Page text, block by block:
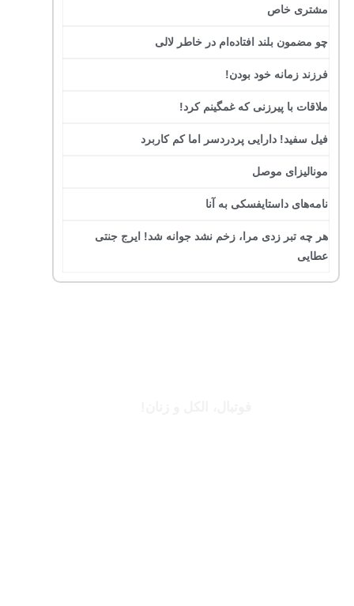
مشتری خاص
چو مضمون بلند افتاده‌ام در خاطر لالی
فرزند زمانه خود بودن!
ملاقات با پیرزنی که غمگینم کرد!
فیل سفید! دارایی پردردسر اما کم کاربرد
مونالیزای موصل
نامه‌های داستایفسکی به آنا
هر چه تبر زدی مرا، زخم نشد جوانه شد! ایرج جنتی
عطایی